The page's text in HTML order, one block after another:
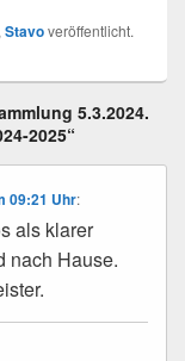
Stavoveröffentlicht.
5.3.2024.
2025“
09:21 Uhr:
als klarer
nach Hause.